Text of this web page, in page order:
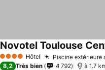
4 Étoiles Hôtel Piscine extérieure
Novotel Toulouse
8,2 Très bien 4 792 à 1.7